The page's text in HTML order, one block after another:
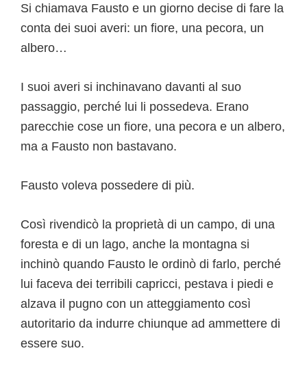
Si chiamava Fausto e un giorno decise di fare la
conta dei suoi averi: un fiore, una pecora, un
albero…
I suoi averi si inchinavano davanti al suo
passaggio, perché lui li possedeva. Erano
parecchie cose un fiore, una pecora e un albero,
ma a Fausto non bastavano.
Fausto voleva possedere di più.
Così rivendicò la proprietà di un campo, di una
foresta e di un lago, anche la montagna si
inchinò quando Fausto le ordinò di farlo, perché
lui faceva dei terribili capricci, pestava i piedi e
alzava il pugno con un atteggiamento così
autoritario da indurre chiunque ad ammettere di
essere suo.